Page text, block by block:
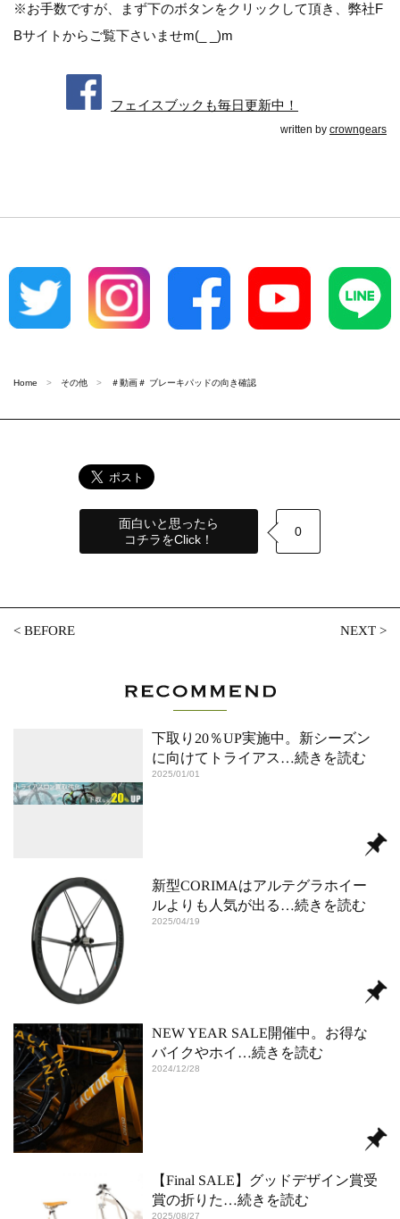
※お手数ですが、まず下のボタンをクリックして頂き、弊社F
Bサイトからご覧下さいませm(_ _)m
フェイスブックも毎日更新中！
written by crowngears
Home その他 ＃動画＃ ブレーキパッドの向き確認
面白いと思ったら
コチラをClick！
0
<BEFORE NEXT>
下取り20％UP実施中。新シーズン
に向けてトライアス …続きを読む
2025/01/01
新型CORIMAはアルテグラホイー
ルよりも人気が出る …続きを読む
2025/04/19
NEW YEAR SALE開催中。お得な
バイクやホイ …続きを読む
2024/12/28
【Final SALE】グッドデザイン賞受
賞の折りた …続きを読む
2025/08/27